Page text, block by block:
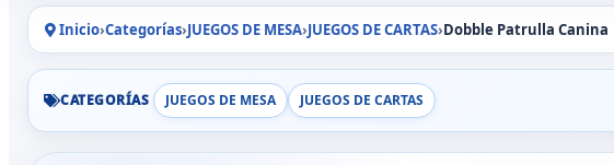
Inicio›Categorías›JUEGOS DE MESA›JUEGOS DE CARTAS›Dobble Patrulla Canina
CATEGORÍAS JUEGOS DE MESA JUEGOS DE CARTAS